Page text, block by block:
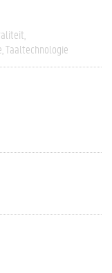
Taaltechnologie